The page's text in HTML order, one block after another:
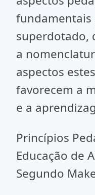
fundamentais
superdotado,
a
aspectos
favorecem a
e a
Princípios
Educação de
Segundo